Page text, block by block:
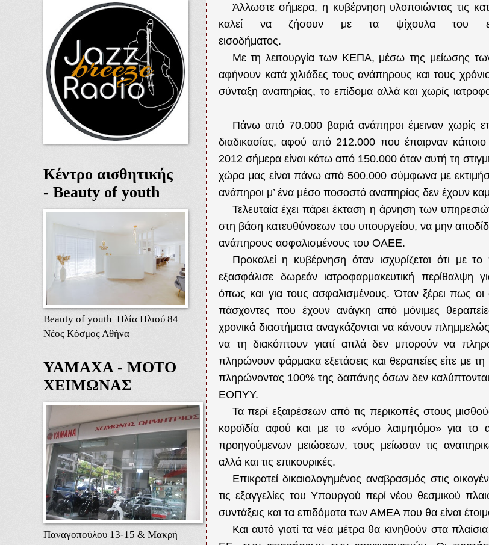
Άλλωστε σήμερα, η κυβέρνηση υλοποιώντας τις
καλεί να ζήσουν με τα ψίχουλα του
εισοδήματος.
Με τη λειτουργία των ΚΕΠΑ, μέσω της μείωσης
αφήνουν κατά χιλιάδες τους ανάπηρους και τους
σύνταξη αναπηρίας, το επίδομα αλλά και χωρίς
Πάνω από 70.000 βαριά ανάπηροι έμειναν χωρίς
διαδικασίας, αφού από 212.000 που έπαιρναν
2012 σήμερα είναι κάτω από 150.000 όταν αυτή τη
χώρα μας είναι πάνω από 500.000 σύμφωνα με
ανάπηροι μ’ ένα μέσο ποσοστό αναπηρίας δεν έχουν
Τελευταία έχει πάρει έκταση η άρνηση των
στη βάση κατευθύνσεων του υπουργείου, να μην
ανάπηρους ασφαλισμένους του ΟΑΕΕ.
Προκαλεί η κυβέρνηση όταν ισχυρίζεται ότι με
εξασφάλισε δωρεάν ιατροφαρμακευτική περίθαλψη
όπως και για τους ασφαλισμένους. Όταν ξέρει πως οι
πάσχοντες που έχουν ανάγκη από μόνιμες
χρονικά διαστήματα αναγκάζονται να κάνουν
να τη διακόπτουν γιατί απλά δεν μπορούν να
πληρώνουν φάρμακα εξετάσεις και θεραπείες είτε με
πληρώνοντας 100% της δαπάνης όσων δεν
ΕΟΠΥΥ.
Τα περί εξαιρέσεων από τις περικοπές στους μισθούς
κοροϊδία αφού και με το «νόμο λαιμητόμο» για το
προηγούμενων μειώσεων, τους μείωσαν τις
αλλά και τις επικουρικές.
Επικρατεί δικαιολογημένος αναβρασμός στις
τις εξαγγελίες του Υπουργού περί νέου θεσμικού
συντάξεις και τα επιδόματα των ΑΜΕΑ που θα είναι
Και αυτό γιατί τα νέα μέτρα θα κινηθούν στα
Κέντρο αισθητικής
- Beauty of youth
Beauty of youth Ηλία Ηλιού 84
Νέος Κόσμος Αθήνα
ΥΑΜΑΧΑ - ΜΟΤΟ
ΧΕΙΜΩΝΑΣ
Παναγοπούλου 13-15 & Μακρή